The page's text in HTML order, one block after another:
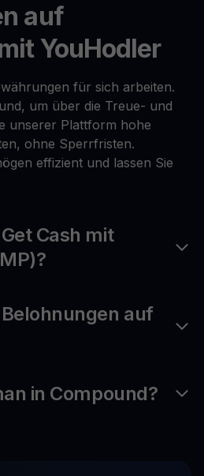
auf
YouHodler
für sich arbeiten.
um über die Treue- und
unserer Plattform hohe
ohne Sperrfristen.
effizient und lassen Sie
Cash mit
auf
in Compound?